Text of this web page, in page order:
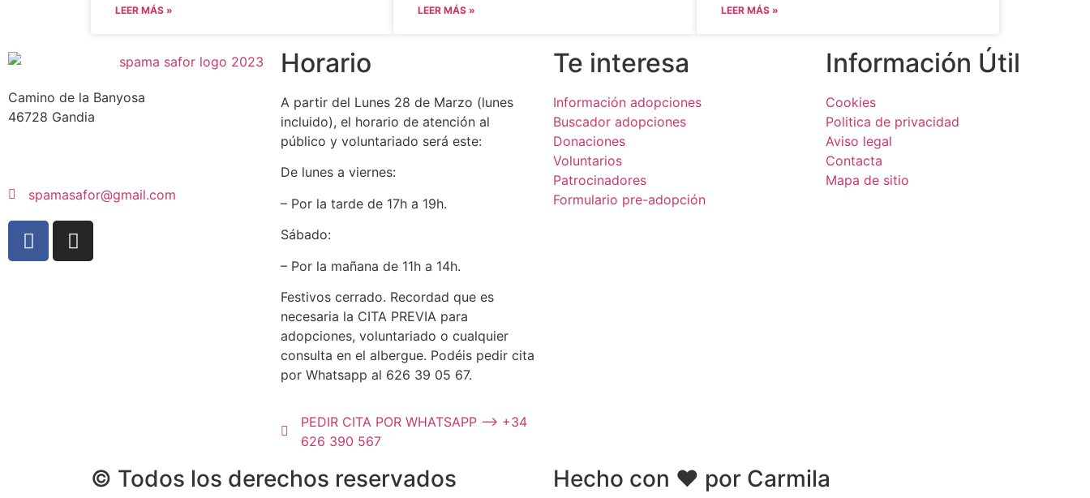
LEER MÁS » LEER MÁS » LEER MÁS »
Camino de la Banyosa
46728 Gandia
spamasafor@gmail.com
Horario
A partir del Lunes 28 de Marzo (lunes
incluido), el horario de atención al
público y voluntariado será este:
De lunes a viernes:
– Por la tarde de 17h a 19h.
Sábado:
– Por la mañana de 11h a 14h.
Festivos cerrado. Recordad que es
necesaria la CITA PREVIA para
adopciones, voluntariado o cualquier
consulta en el albergue. Podéis pedir cita
por Whatsapp al 626 39 05 67.
PEDIR CITA POR WHATSAPP --> +34
626 390 567
Te interesa
Información adopciones
Buscador adopciones
Donaciones
Voluntarios
Patrocinadores
Formulario pre-adopción
Información Útil
Cookies
Politica de privacidad
Aviso legal
Contacta
Mapa de sitio
© Todos los derechos reservados Hecho con ❤ por Carmila